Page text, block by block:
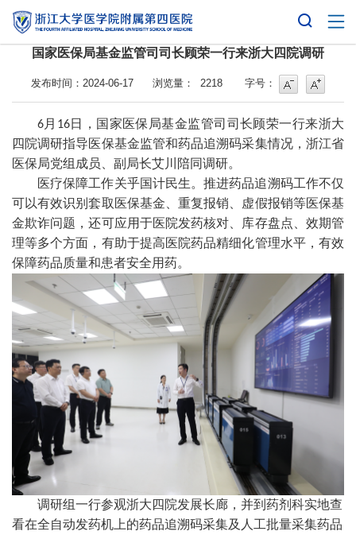
国家医保局基金监管司司长顾荣一行来浙大四院调研
发布时间：2024-06-17 浏览量： 2218 字号：
字号 字号增大
6月 16日，国家医保局基金监管司司长顾荣一行来浙大
四院调研指导医保基金监管和药品追溯码采集情况，浙江省
医保局党组成员、副局长艾川陪同调研。
医疗保障工作关乎国计民生。推进药品追溯码工作不仅
可以有效识别套取医保基金、重复报销、虚假报销等医保基
金欺诈问题，还可应用于医院发药核对、库存盘点、效期管
理等多个方面，有助于提高医院药品精细化管理水平，有效
保障药品质量和患者安全用药。
调研组一行参观浙大四院发展长廊，并到药剂科实地查
看在全自动发药机上的药品追溯码采集及人工批量采集药品